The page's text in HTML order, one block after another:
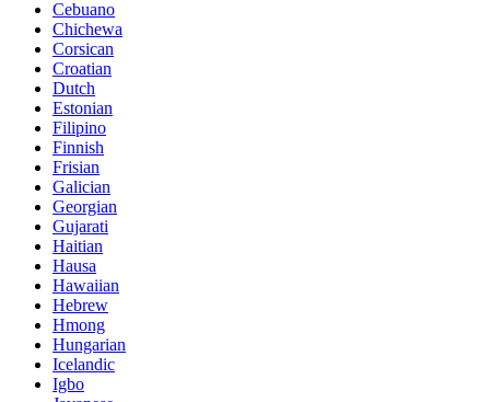
Cebuano
Chichewa
Corsican
Croatian
Dutch
Estonian
Filipino
Finnish
Frisian
Galician
Georgian
Gujarati
Haitian
Hausa
Hawaiian
Hebrew
Hmong
Hungarian
Icelandic
Igbo